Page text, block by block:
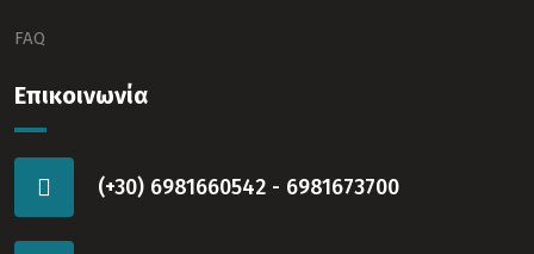
FAQ
Επικοινωνία
(+30) 6981660542 - 6981673700